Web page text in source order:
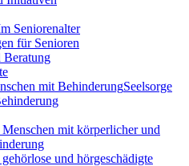
Seniorenalter
für Senioren
Beratung
Seelsorge
Menschen mit körperlicher und
und hörgeschädigte